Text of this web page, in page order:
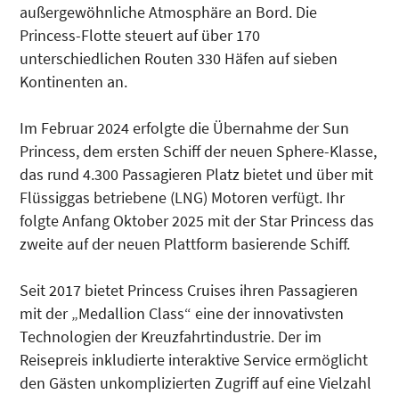
außergewöhnliche Atmosphäre an Bord. Die
Princess-Flotte steuert auf über 170
unterschiedlichen Routen 330 Häfen auf sieben
Kontinenten an.
Im Februar 2024 erfolgte die Übernahme der Sun
Princess, dem ersten Schiff der neuen Sphere-Klasse,
das rund 4.300 Passagieren Platz bietet und über mit
Flüssiggas betriebene (LNG) Motoren verfügt. Ihr
folgte Anfang Oktober 2025 mit der Star Princess das
zweite auf der neuen Plattform basierende Schiff.
Seit 2017 bietet Princess Cruises ihren Passagieren
mit der „Medallion Class“ eine der innovativsten
Technologien der Kreuzfahrtindustrie. Der im
Reisepreis inkludierte interaktive Service ermöglicht
den Gästen unkomplizierten Zugriff auf eine Vielzahl